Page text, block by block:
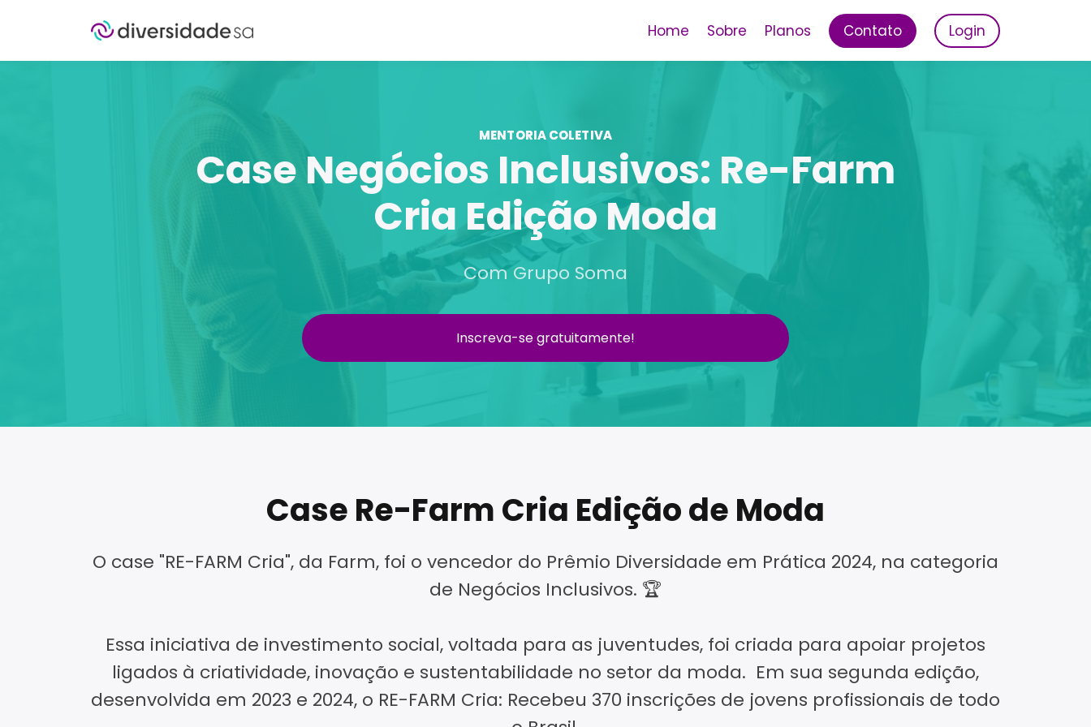
Home Sobre Planos Contato Login
MENTORIA COLETIVA
Case Negócios Inclusivos: Re-Farm
Cria Edição Moda
Com Grupo Soma
Inscreva-se gratuitamente!
Case Re-Farm Cria Edição de Moda
O case "RE-FARM Cria", da Farm, foi o vencedor do Prêmio Diversidade em Prática 2024, na categoria
de Negócios Inclusivos. 🏆
Essa iniciativa de investimento social, voltada para as juventudes, foi criada para apoiar projetos
ligados à criatividade, inovação e sustentabilidade no setor da moda. Em sua segunda edição,
desenvolvida em 2023 e 2024, o RE-FARM Cria: Recebeu 370 inscrições de jovens profissionais de todo